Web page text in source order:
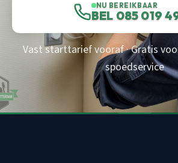
NU BEREIKBAAR
BEL 085 019
Vast starttarief vooraf · Gratis
spoedservice